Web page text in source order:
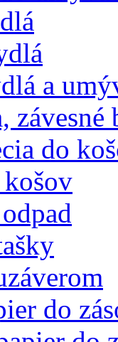
a
závesné
do
do